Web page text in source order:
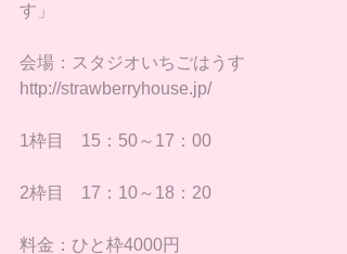
す」
会場：スタジオいちごはうす
http://strawberryhouse.jp/
1枠目　15：50～17：00
2枠目　17：10～18：20
料金：ひと枠4000円